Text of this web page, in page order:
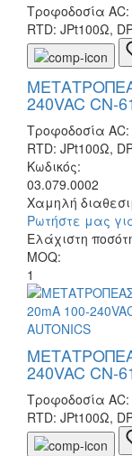
Τροφοδοσία AC:
RTD: JPt100Ω,
240VAC CN-
Τροφοδοσία AC:
RTD: JPt100Ω,
Κωδικός:
03.079.0002
Χαμηλή
Ρωτήστε μας
Ελάχιστη
MOQ:
1
240VAC CN-
Τροφοδοσία AC:
RTD: JPt100Ω,